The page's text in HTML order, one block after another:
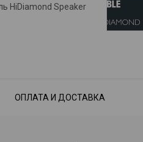
HiDiamond Speaker
ОПЛАТА И ДОСТАВКА